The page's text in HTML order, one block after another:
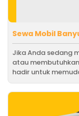
Sewa Mobil
Jika Anda sedang
atau
hadir untuk